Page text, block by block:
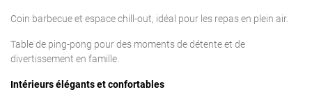
Coin barbecue et espace chill-out, idéal pour les repas en plein air.
Table de ping-pong pour des moments de détente et de
divertissement en famille.
Intérieurs élégants et confortables